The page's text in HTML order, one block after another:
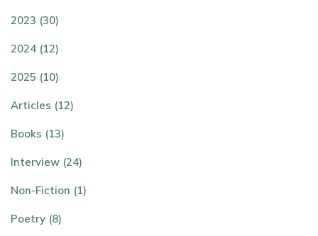
2023 (30)
2024 (12)
2025 (10)
Articles (12)
Books (13)
Interview (24)
Non-Fiction (1)
Poetry (8)